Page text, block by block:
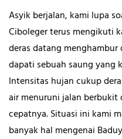
Asyik berjalan, kami lupa
Ciboleger terus mengikuti
deras datang
dapati sebuah saung
Intensitas hujan cukup
air menuruni jalan berbukit
cepatnya. Situasi ini kami
banyak hal mengenai